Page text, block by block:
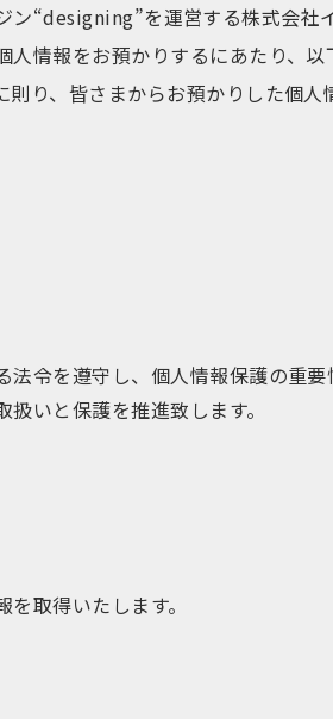
ン“designing”を運営する株式会社
人情報をお預かりするにあたり、
則り、皆さまからお預かりした個人
法令を遵守し、個人情報保護の重
いと保護を推進致します。
取得いたします。